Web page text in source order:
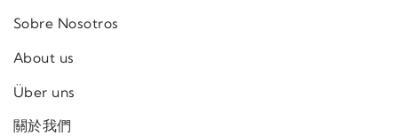
Sobre Nosotros
About us
Über uns
關於我們